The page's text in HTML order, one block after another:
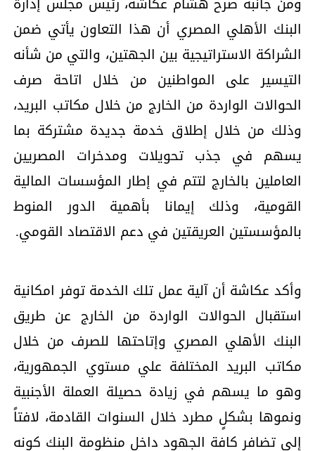
البنك الأهلي المصري أن هذا التعاون يأتي ضمن
الشراكة الاستراتيجية بين الجهتين، والتي من شأنه
التيسير على المواطنين من خلال اتاحة صرف
الحوالات الواردة من الخارج من خلال مكاتب البريد،
وذلك من خلال إطلاق خدمة جديدة مشتركة بما
يسهم في جذب تحويلات ومدخرات المصريين
العاملين بالخارج لتتم في إطار المؤسسات المالية
القومية، وذلك إيمانا بأهمية الدور المنوط
بالمؤسستين العريقتين في دعم الاقتصاد القومي.
وأكد عكاشة أن آلية عمل تلك الخدمة توفر امكانية
استقبال الحوالات الواردة من الخارج عن طريق
البنك الأهلي المصري وإتاحتها للصرف من خلال
مكاتب البريد المختلفة علي مستوي الجمهورية،
وهو ما يسهم في زيادة حصيلة العملة الأجنبية
ونموها بشكلٍ مطرد خلال السنوات القادمة، لافتاً
إلي تضافر كافة الجهود داخل منظومة البنك كونه